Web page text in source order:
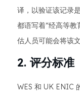
译，以验证该记录
都语写着“经高等
估人员可能会将该
2. 评分标准
WES 和 UK ENIC